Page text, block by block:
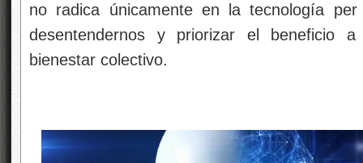
no radica únicamente en la tecnología
desentendernos y priorizar el beneficio
bienestar colectivo.